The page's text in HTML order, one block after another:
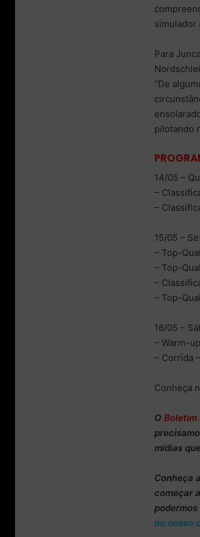
simulador
Para
“De
pilotando
14/05 –
–
–
15/05 –
– Top-
– Top-
–
– Top-
16/05 –
– Warm-
– Corrida
Conheça
O Boletim
mídias
Conheça
começar a
no nosso